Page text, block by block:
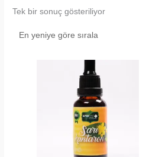
Tek bir sonuç gösteriliyor